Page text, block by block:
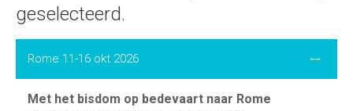
geselecteerd.
Rome 11-16 okt 2026
Met het bisdom op bedevaart naar Rome